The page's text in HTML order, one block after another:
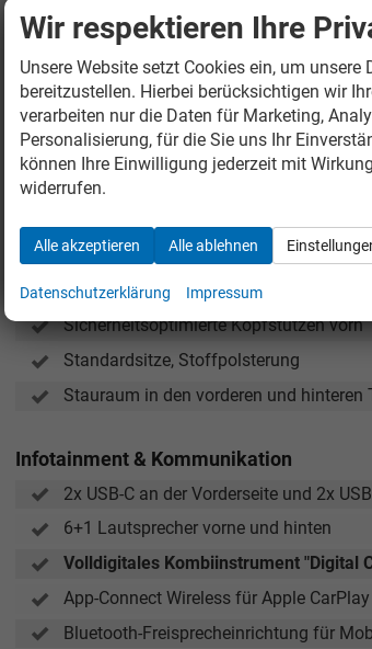
Dekoreinlagen "Nature Cross
Elektrische Fensterheber vorne und
Gepäckraumabdeckung und Beleuchtung
Höhenverstellbarer Fahrer- und
Innenspiegel automatisch abblendbar
Lederschalthebel
Mittelarmlehne mit Staufach vorne, 2
Rücksitzlehnen asymmetrisch geteilt
Sicherheitsoptimierte Kopfstützen vorn
Standardsitze, Stoffpolsterung
Stauraum in den vorderen und hinteren
Infotainment & Kommunikation
2x USB-C an der Vorderseite und 2x
6+1 Lautsprecher vorne und hinten
Volldigitales Kombiinstrument "Digital
App-Connect Wireless für Apple
Bluetooth-Freisprecheinrichtung für
Wir respektieren Ihre
Unsere Website setzt Cookies ein, um unsere
bereitzustellen. Hierbei berücksichtigen wir
verarbeiten nur die Daten für Marketing,
Personalisierung, für die Sie uns Ihr
können Ihre Einwilligung jederzeit mit
widerrufen.
Alle akzeptieren Alle ablehnen
Datenschutzerklärung Impressum